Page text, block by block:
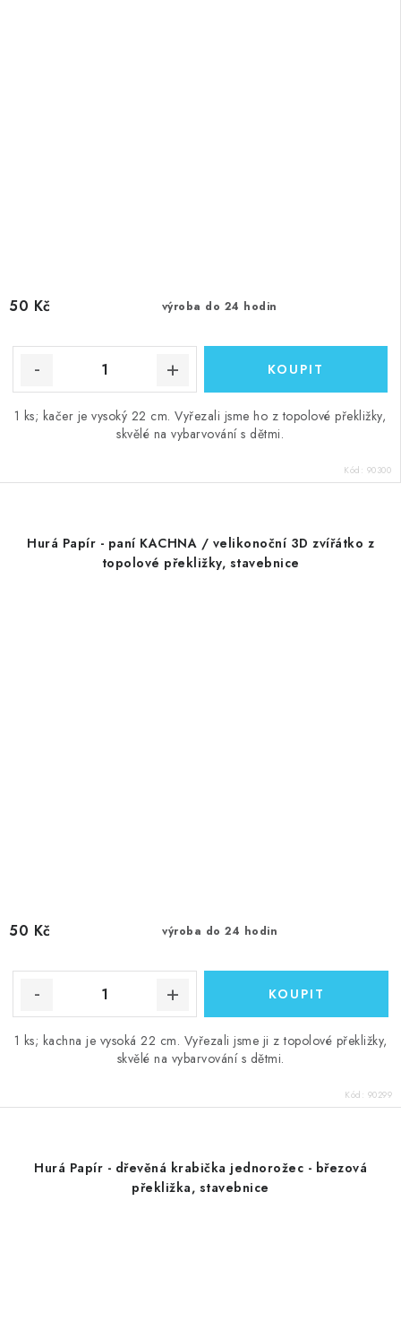
výroba do 24 hodin
50 Kč
1 ks; kačer je vysoký 22 cm. Vyřezali jsme ho z topolové překližky,
skvělé na vybarvování s dětmi.
Kód: 90300
Hurá Papír - paní KACHNA / velikonoční 3D zvířátko z
topolové překližky, stavebnice
výroba do 24 hodin
50 Kč
1 ks; kachna je vysoká 22 cm. Vyřezali jsme ji z topolové překližky,
skvělé na vybarvování s dětmi.
Kód: 90299
Hurá Papír - dřevěná krabička jednorožec - březová
překližka, stavebnice